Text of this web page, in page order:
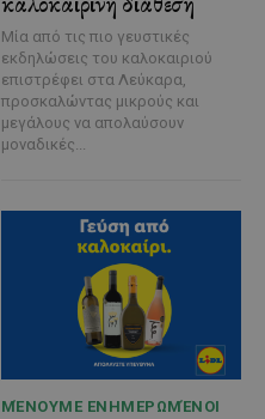
Μία από τις πιο γευστικές
εκδηλώσεις του καλοκαιριού
επιστρέφει στα Λεύκαρα,
προσκαλώντας μικρούς και
μεγάλους να απολαύσουν
μοναδικές...
ΜΈΝΟΥΜΕ ΕΝΗΜΕΡΩΜΈΝΟΙ